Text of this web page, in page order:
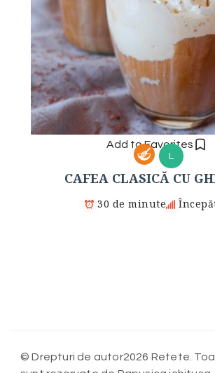
Add to Favorites
L
CAFEA CLASICĂ CU
30 de minute
© Drepturi de autor2026 Retete.